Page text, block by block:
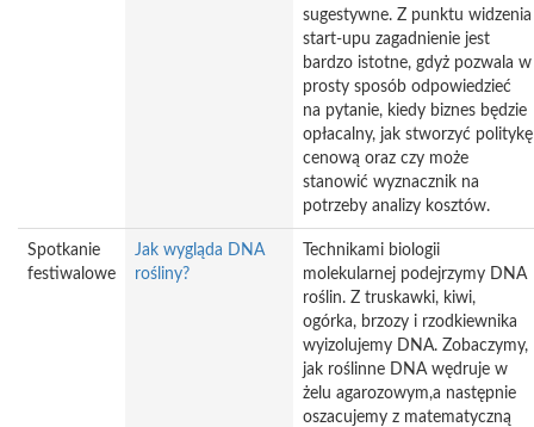
sugestywne. Z punktu widzenia
start-upu zagadnienie jest
bardzo istotne, gdyż pozwala w
prosty sposób odpowiedzieć
na pytanie, kiedy biznes będzie
opłacalny, jak stworzyć politykę
cenową oraz czy może
stanowić wyznacznik na
potrzeby analizy kosztów.
Spotkanie
festiwalowe
Jak wygląda DNA
rośliny?
Technikami biologii
molekularnej podejrzymy DNA
roślin. Z truskawki, kiwi,
ogórka, brzozy i rzodkiewnika
wyizolujemy DNA. Zobaczymy,
jak roślinne DNA wędruje w
żelu agarozowym,a następnie
oszacujemy z matematyczną